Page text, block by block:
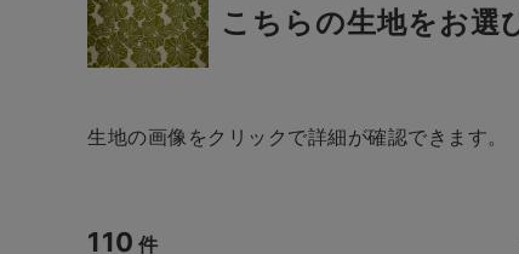
こちらの生地をお選
生地の画像をクリックで詳細が確認できます。
110 件